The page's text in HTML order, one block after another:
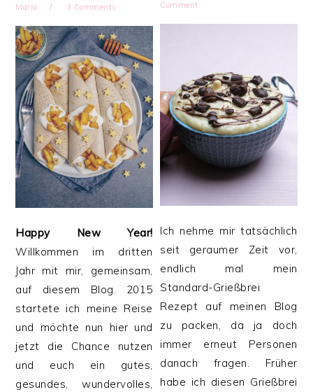
Maria
3 Comments
Happy New Year!
Willkommen im dritten
Jahr mit mir, gemeinsam,
auf diesem Blog. 2015
startete ich meine Reise
und möchte nun hier und
jetzt die Chance nutzen
und euch ein gutes,
gesundes, wundervolles,
Comment
Ich nehme mir tatsächlich
seit geraumer Zeit vor,
endlich mal mein
Standard-Grießbrei
Rezept auf meinen Blog
zu packen, da ja doch
immer erneut Personen
danach fragen. Früher
habe ich diesen Grießbrei